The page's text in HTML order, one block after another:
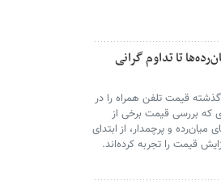
از جهش ۹۰ درصدی میان‌رده‌ها تا تداوم گرانی
گذشته قیمت تلفن همراه را در
که بررسی قیمت برخی از
و پرچمدار، از ابتدای